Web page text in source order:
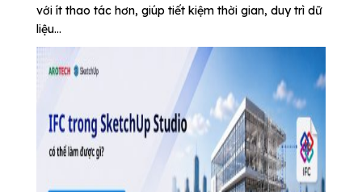
với ít thao tác hơn, giúp tiết kiệm thời gian, duy trì dữ
liệu...